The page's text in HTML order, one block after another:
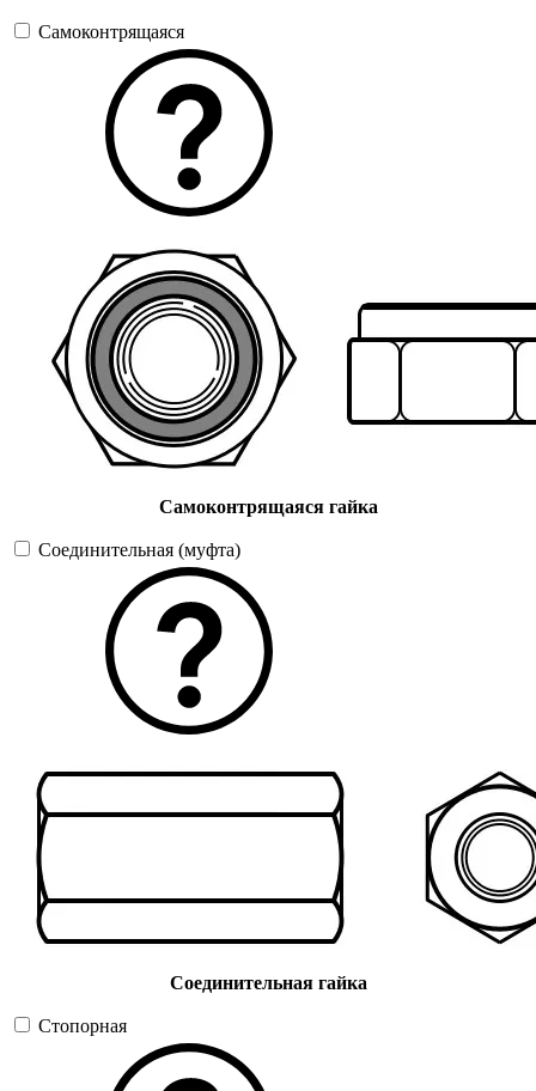
Самоконтрящаяся
Самоконтрящаяся гайка
Соединительная (муфта)
Соединительная гайка
Стопорная